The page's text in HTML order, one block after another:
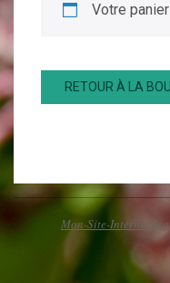
Votre
RETOUR À LA
03-
22
Mon-Site-Internet